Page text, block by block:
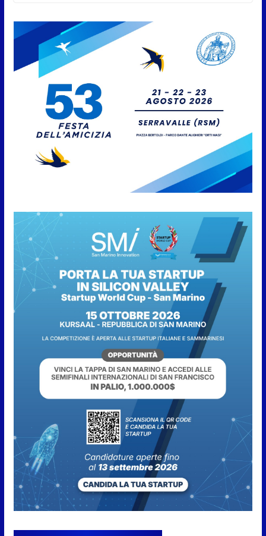
Caccuri celebra Roberto Sergio:
cittadinanza onoraria, chiavi
della città e premio alla carriera
7 Agosto 2026
Anche la FSGC nella nuova
partnership tra FIFA+ e DAZN